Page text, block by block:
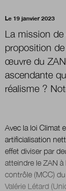
Nous
Le 19 janvier 2023
La mission
proposition
œuvre du
ascendante
réalisme ?
Avec la loi Climat
artificialisation
effet diviser par
atteindre le ZAN
contrôle (MCC)
Valérie Létard